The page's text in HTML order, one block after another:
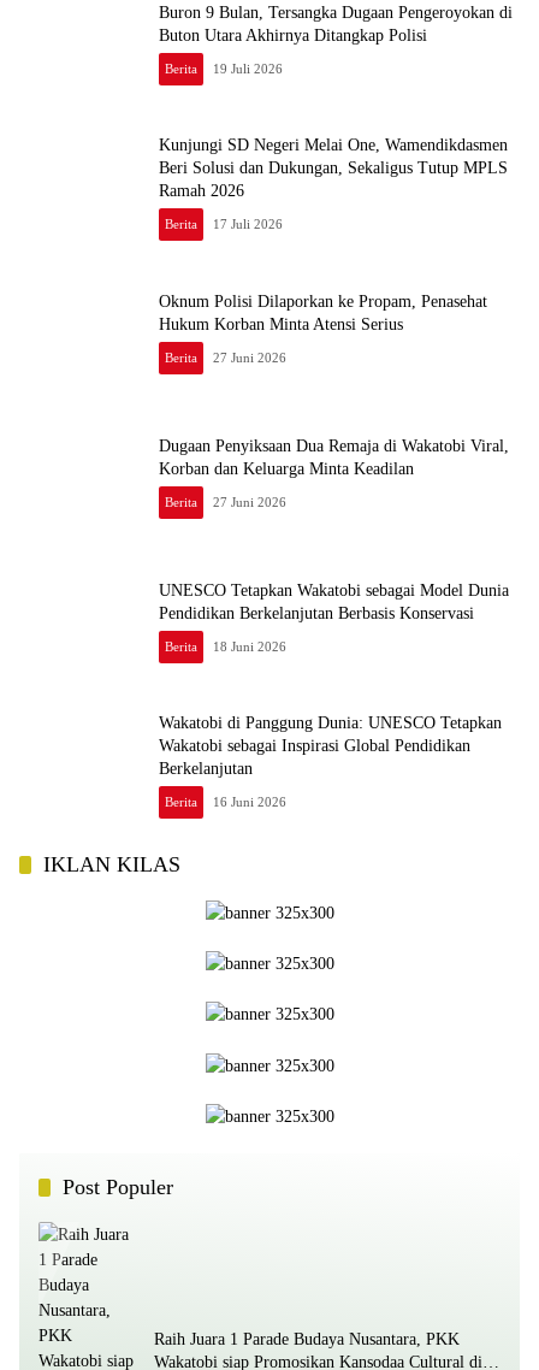
Buron 9 Bulan, Tersangka Dugaan Pengeroyokan di
Buton Utara Akhirnya Ditangkap Polisi
Berita 19 Juli 2026
Kunjungi SD Negeri Melai One, Wamendikdasmen
Beri Solusi dan Dukungan, Sekaligus Tutup MPLS
Ramah 2026
Berita 17 Juli 2026
Oknum Polisi Dilaporkan ke Propam, Penasehat
Hukum Korban Minta Atensi Serius
Berita 27 Juni 2026
Dugaan Penyiksaan Dua Remaja di Wakatobi Viral,
Korban dan Keluarga Minta Keadilan
Berita 27 Juni 2026
UNESCO Tetapkan Wakatobi sebagai Model Dunia
Pendidikan Berkelanjutan Berbasis Konservasi
Berita 18 Juni 2026
Wakatobi di Panggung Dunia: UNESCO Tetapkan
Wakatobi sebagai Inspirasi Global Pendidikan
Berkelanjutan
Berita 16 Juni 2026
IKLAN KILAS
Post Populer
Raih Juara 1 Parade Budaya Nusantara, PKK
Wakatobi siap Promosikan Kansodaa Cultural di